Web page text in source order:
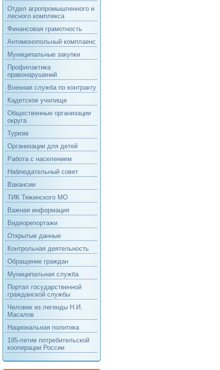
Отдел агропромышленного и
лесного комплекса
Финансовая грамотность
Антимонопольный комплаенс
Муниципальные закупки
Профилактика
правонарушений
Военная служба по контракту
Кадетское училище
Общественные организации
округа
Туризм
Организации для детей
Работа с населением
Наблюдательный совет
Вакансии
ТИК Тяжинского МО
Важная информация
Видеорепортажи
Открытые данные
Контрольная деятельность
Обращение граждан
Муниципальная служба
Портал государственной
гражданской службы
Человек из легенды Н.И.
Масалов
Национальная политика
195-летие потребительской
кооперации России